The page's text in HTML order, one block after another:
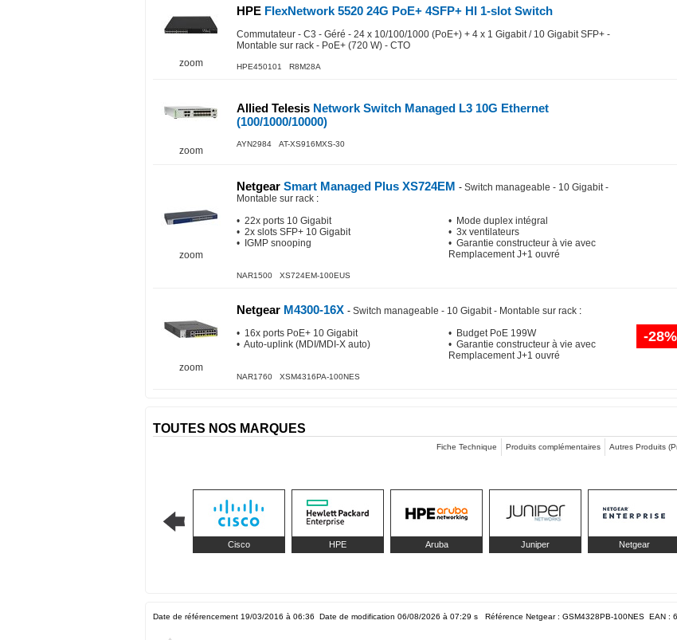
zoom
HPE FlexNetwork 5520 24G PoE+ 4SFP+ HI 1-slot Switch
Commutateur - C3 - Géré - 24 x 10/100/1000 (PoE+) + 4 x 1 Gigabit / 10 Gigabit SFP+ -
Montable sur rack - PoE+ (720 W) - CTO
HPE450101 R8M28A
zoom
Allied Telesis Network Switch Managed L3 10G Ethernet
(100/1000/10000)
AYN2984 AT-XS916MXS-30
zoom
Netgear Smart Managed Plus XS724EM - Switch manageable - 10 Gigabit -
Montable sur rack :
• 22x ports 10 Gigabit
• 2x slots SFP+ 10 Gigabit
• IGMP snooping
• Mode duplex intégral
• 3x ventilateurs
• Garantie constructeur à vie avec
Remplacement J+1 ouvré
NAR1500 XS724EM-100EUS
zoom
Netgear M4300-16X - Switch manageable - 10 Gigabit - Montable sur rack :
• 16x ports PoE+ 10 Gigabit
• Auto-uplink (MDI/MDI-X auto)
• Budget PoE 199W
• Garantie constructeur à vie avec
Remplacement J+1 ouvré
NAR1760 XSM4316PA-100NES
-28%
TOUTES NOS MARQUES
Fiche Technique Produits complémentaires Autres Produits
Cisco HPE Aruba Juniper Netgear
Date de référencement 19/03/2016 à 06:36 Date de modification 06/08/2026 à 07:29 s Référence Netgear : GSM4328PB-100NES EAN :